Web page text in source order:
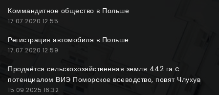
Коммандитное общество в Польше
17.07.2020 12:55
Регистрация автомобиля в Польше
17.07.2020 12:59
Продаётся сельскохозяйственная земля 442 га c
потенциалом ВИЭ Поморское воеводство, повят Члухув
15.09.2025 16:32